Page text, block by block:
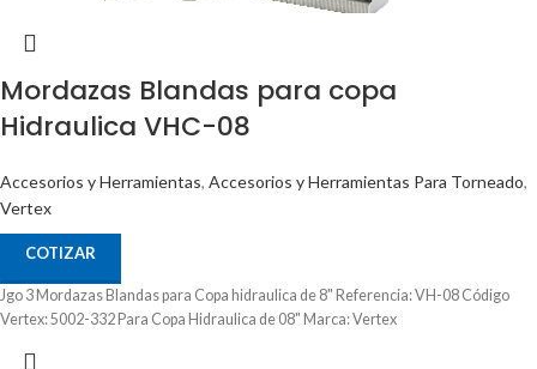
Mordazas Blandas para copa
Hidraulica VHC-08
Accesorios y Herramientas, Accesorios y Herramientas Para Torneado,
Vertex
COTIZAR
Jgo 3 Mordazas Blandas para Copa hidraulica de 8" Referencia: VH-08 Código
Vertex: 5002-332 Para Copa Hidraulica de 08" Marca: Vertex